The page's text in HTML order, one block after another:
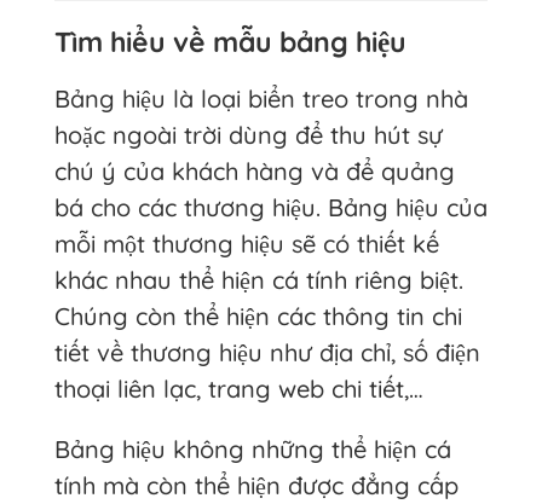
Tìm hiểu về mẫu bảng hiệu
Bảng hiệu là loại biển treo trong nhà
hoặc ngoài trời dùng để thu hút sự
chú ý của khách hàng và để quảng
bá cho các thương hiệu. Bảng hiệu của
mỗi một thương hiệu sẽ có thiết kế
khác nhau thể hiện cá tính riêng biệt.
Chúng còn thể hiện các thông tin chi
tiết về thương hiệu như địa chỉ, số điện
thoại liên lạc, trang web chi tiết,…
Bảng hiệu không những thể hiện cá
tính mà còn thể hiện được đẳng cấp